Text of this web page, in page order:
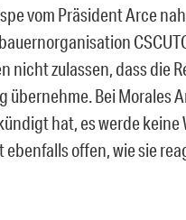
vom Präsident Arce
nicht zulassen, dass die
übernehme. Bei Morales
hat, es werde keine
ebenfalls offen, wie sie